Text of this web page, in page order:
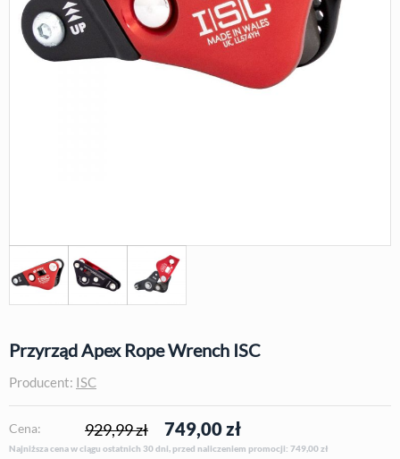
Przyrząd Apex Rope Wrench ISC
Producent: ISC
Cena: 929,99 zł 749,00 zł
Najniższa cena w ciągu ostatnich 30 dni, przed naliczeniem promocji: 749,00zł